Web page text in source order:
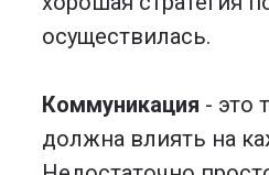
осуществилась.
Коммуникация - это
должна влиять на